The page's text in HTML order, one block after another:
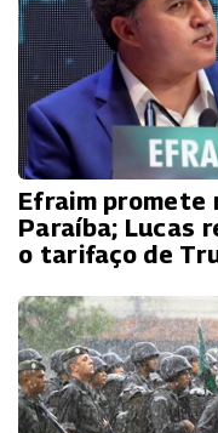
Efraim promete
Paraíba; Lucas
o tarifaço de